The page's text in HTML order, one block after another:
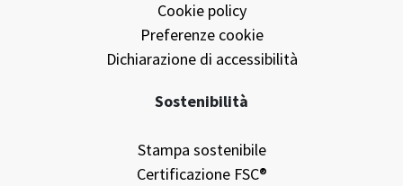
Cookie policy
Preferenze cookie
Dichiarazione di accessibilità
Sostenibilità
Stampa sostenibile
Certificazione FSC®